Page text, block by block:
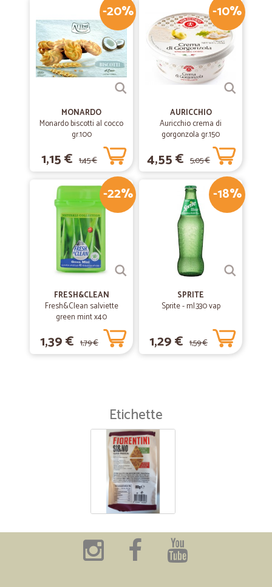
-20%
MONARDO
Monardo biscotti al cocco
gr.100
1,15 € 1,45 €
-10%
AURICCHIO
Auricchio crema di
gorgonzola gr.150
4,55 € 5,05 €
-22%
FRESH&CLEAN
Fresh&Clean salviette
green mint x40
1,39 € 1,79 €
-18%
SPRITE
Sprite - ml.330 vap
1,29 € 1,59 €
Etichette